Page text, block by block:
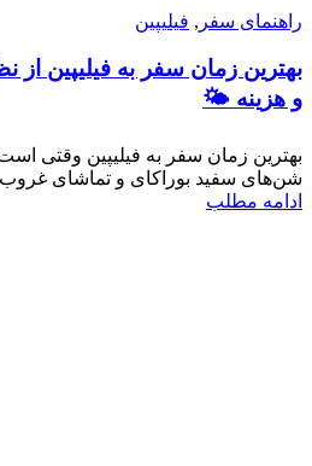
راهنمای سفر , فیلیپین
بهترین زمان سفر به فیلیپین از
و هزینه 🌤
بهترین زمان سفر به فیلیپین وقتی
شن‌های سفید بوراکای و تماشای
ادامه مطلب